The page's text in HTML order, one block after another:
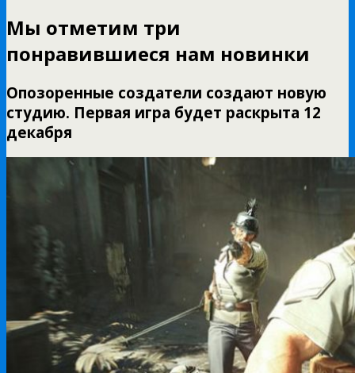
Мы отметим три
понравившиеся нам новинки
Опозоренные создатели создают новую
студию. Первая игра будет раскрыта 12
декабря